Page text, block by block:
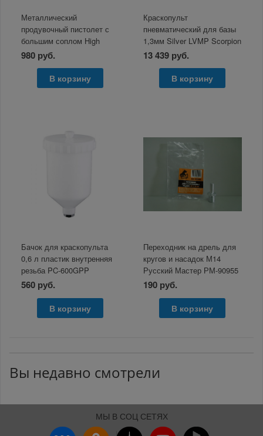
Металлический
продувочный пистолет с
большим соплом High
quality Dust Removal Gun
980 руб.
В корзину
Краскопульт
пневматический для базы
1,3мм Silver LVMP Scorpion
13 439 руб.
В корзину
Бачок для краскопульта
0,6 л пластик внутренняя
резьба PC-600GPP
Русский Мастер РМ-92997
560 руб.
В корзину
Переходник на дрель для
кругов и насадок М14
Русский Мастер РМ-90955
190 руб.
В корзину
Вы недавно смотрели
МЫ В СОЦ СЕТЯХ